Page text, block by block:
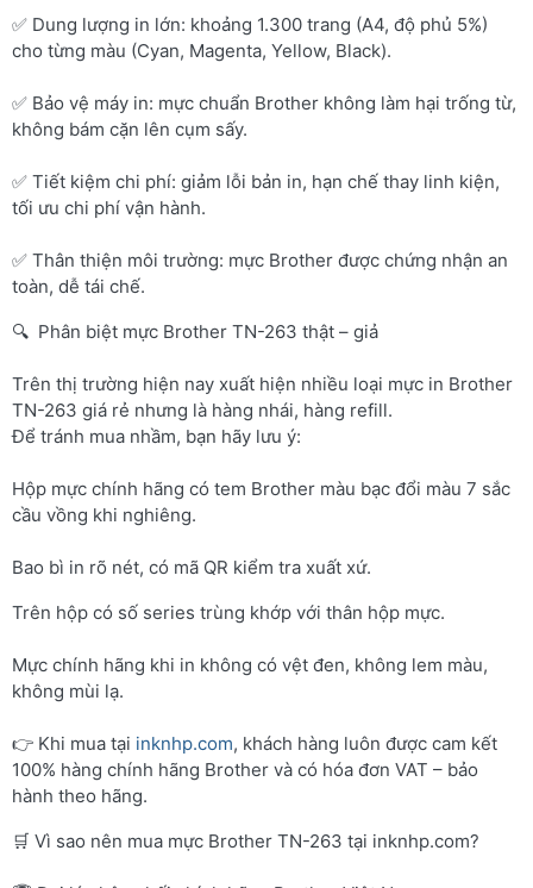
✅ Dung lượng in lớn: khoảng 1.300 trang (A4, độ phủ 5%)
cho từng màu (Cyan, Magenta, Yellow, Black).
✅ Bảo vệ máy in: mực chuẩn Brother không làm hại trống từ,
không bám cặn lên cụm sấy.
✅ Tiết kiệm chi phí: giảm lỗi bản in, hạn chế thay linh kiện,
tối ưu chi phí vận hành.
✅ Thân thiện môi trường: mực Brother được chứng nhận an
toàn, dễ tái chế.
🔍 Phân biệt mực Brother TN-263 thật – giả
Trên thị trường hiện nay xuất hiện nhiều loại mực in Brother
TN-263 giá rẻ nhưng là hàng nhái, hàng refill.
Để tránh mua nhầm, bạn hãy lưu ý:
Hộp mực chính hãng có tem Brother màu bạc đổi màu 7 sắc
cầu vồng khi nghiêng.
Bao bì in rõ nét, có mã QR kiểm tra xuất xứ.
Trên hộp có số series trùng khớp với thân hộp mực.
Mực chính hãng khi in không có vệt đen, không lem màu,
không mùi lạ.
👉 Khi mua tại inknhp.com, khách hàng luôn được cam kết
100% hàng chính hãng Brother và có hóa đơn VAT – bảo
hành theo hãng.
🛒 Vì sao nên mua mực Brother TN-263 tại inknhp.com?